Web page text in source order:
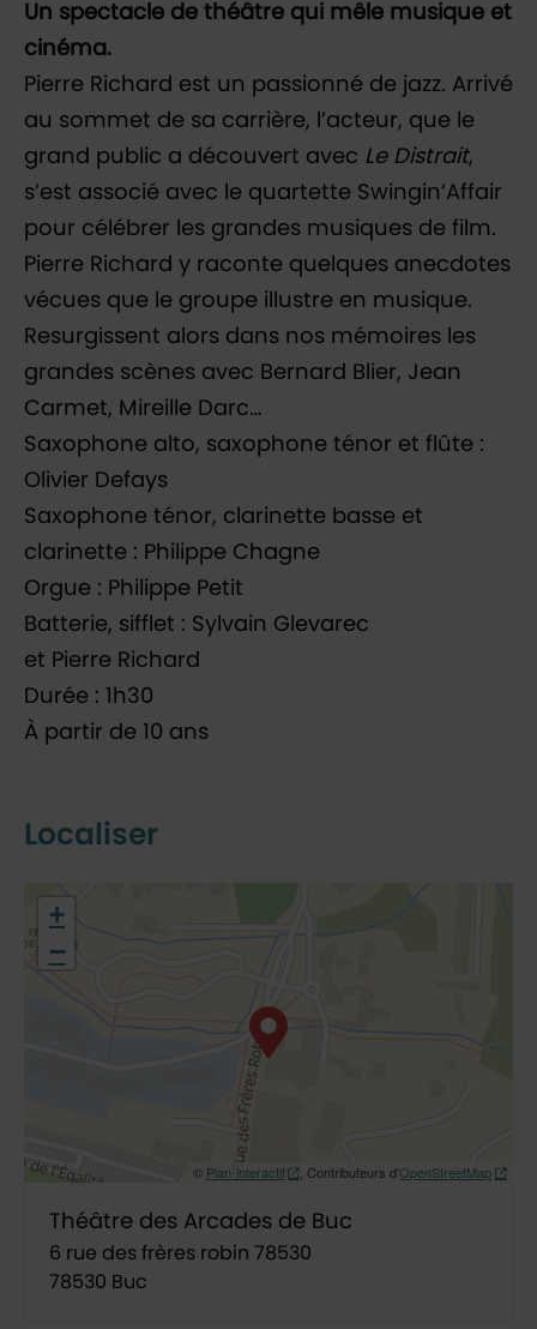
Un spectacle de théâtre qui mêle musique et
cinéma.
Pierre Richard est un passionné de jazz. Arrivé
au sommet de sa carrière, l’acteur, que le
grand public a découvert avec Le Distrait,
s’est associé avec le quartette Swingin’Affair
pour célébrer les grandes musiques de film.
Pierre Richard y raconte quelques anecdotes
vécues que le groupe illustre en musique.
Resurgissent alors dans nos mémoires les
grandes scènes avec Bernard Blier, Jean
Carmet, Mireille Darc…
Saxophone alto, saxophone ténor et flûte :
Olivier Defays
Saxophone ténor, clarinette basse et
clarinette : Philippe Chagne
Orgue : Philippe Petit
Batterie, sifflet : Sylvain Glevarec
et Pierre Richard
Durée : 1h30
À partir de 10 ans
Localiser
48.77485,2.126559
+
−
© Plan-interactif , Contributeurs d'OpenStreetMap
Théâtre des Arcades de Buc
6 rue des frères robin 78530
78530 Buc